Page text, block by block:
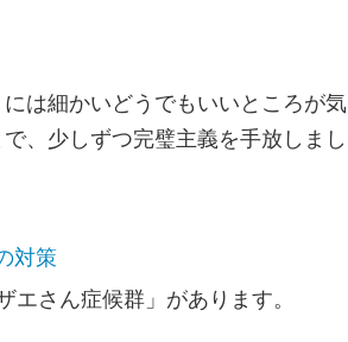
は細かいどうでもいいところが気
、少しずつ完璧主義を手放しまし
対策
さん症候群」があります。